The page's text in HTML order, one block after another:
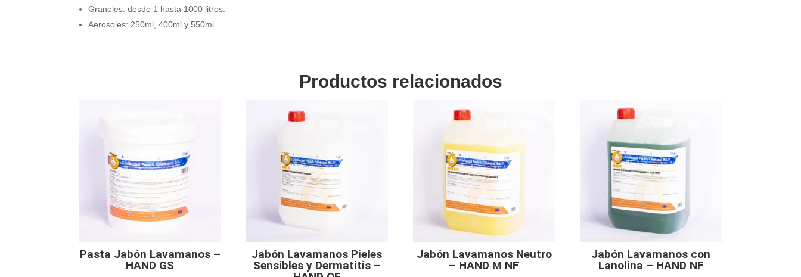
Graneles: desde 1 hasta 1000 litros.
Aerosoles: 250ml, 400ml y 550ml
Productos relacionados
Pasta Jabón Lavamanos –
HAND GS
Jabón Lavamanos Pieles
Sensibles y Dermatitis –
Jabón Lavamanos Neutro
– HAND M NF
Jabón Lavamanos con
Lanolina – HAND NF